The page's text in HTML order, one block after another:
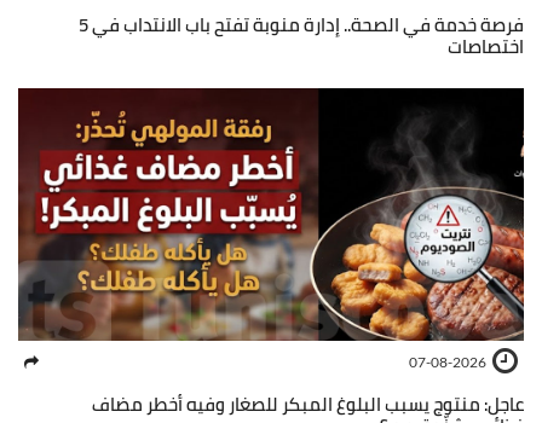
فرصة خدمة في الصحة.. إدارة منوبة تفتح باب الانتداب في 5
اختصاصات
07-08-2026
عاجل: منتوج يسبب البلوغ المبكر للصغار وفيه أخطر مضاف